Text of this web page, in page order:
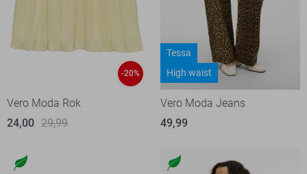
-20%
Vero Moda Rok
24,00 29,99
Tessa
High waist
Vero Moda Jeans
49,99